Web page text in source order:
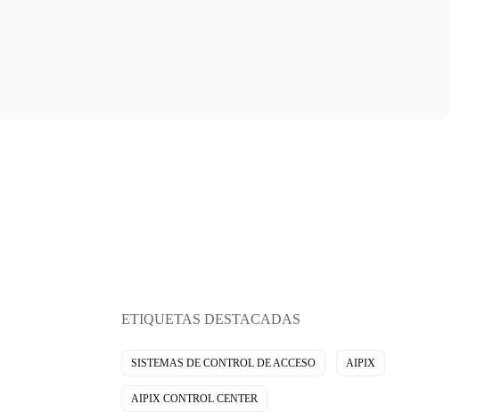
ETIQUETAS DESTACADAS
SISTEMAS DE CONTROL DE ACCESO AIPIX
AIPIX CONTROL CENTER